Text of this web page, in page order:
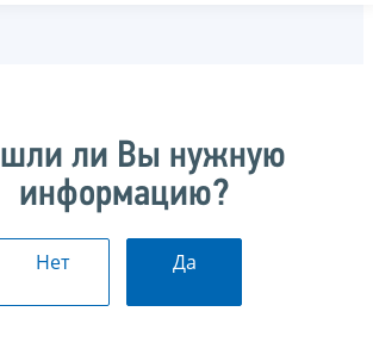
ли Вы нужную
информацию?
Нет Да